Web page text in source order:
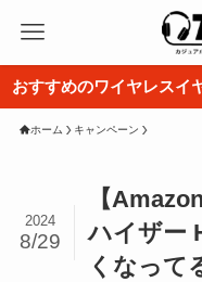
おすすめのワイヤレスイ
ホーム キャンペーン
【
ハイザー
くなって
2024
8/29